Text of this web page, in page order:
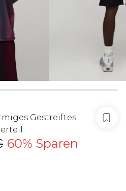
Gestreiftes
60% Sparen